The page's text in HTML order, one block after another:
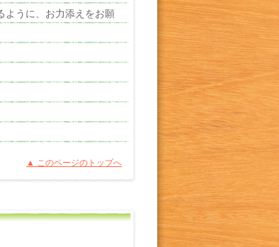
うに、お力添えをお願
▲ このページのトップへ